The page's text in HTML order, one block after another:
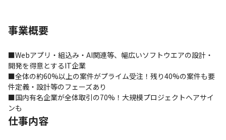
事業概要
■Webアプリ・組込み・AI関連等、幅広いソフトウエアの設計・
開発を得意とするIT企業
■全体の約60%以上の案件がプライム受注！残り40%の案件も要
件定義・設計等のフェーズあり
■国内有名企業が全体取引の70%！大規模プロジェクトへアサイ
ンも
仕事内容